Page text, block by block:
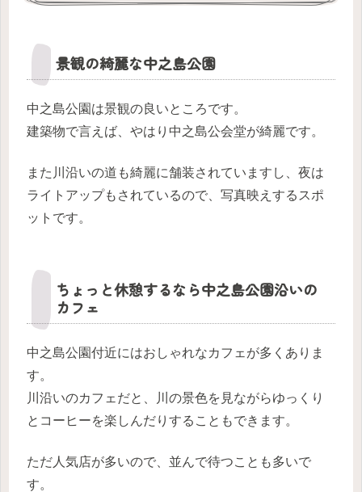
景観の綺麗な中之島公園
中之島公園は景観の良いところです。
建築物で言えば、やはり中之島公会堂が綺麗です。
また川沿いの道も綺麗に舗装されていますし、夜は
ライトアップもされているので、写真映えするスポ
ットです。
ちょっと休憩するなら中之島公園沿いの
カフェ
中之島公園付近にはおしゃれなカフェが多くありま
す。
川沿いのカフェだと、川の景色を見ながらゆっくり
とコーヒーを楽しんだりすることもできます。
ただ人気店が多いので、並んで待つことも多いで
す。